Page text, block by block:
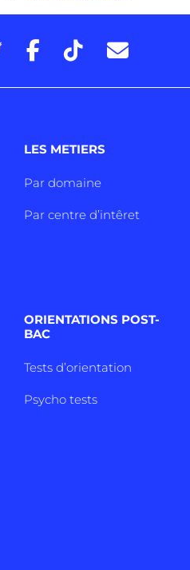
LES METIERS
Par domaine
Par centre d’intêret
ORIENTATIONS POST-
BAC
Tests d’orientation
Psycho tests